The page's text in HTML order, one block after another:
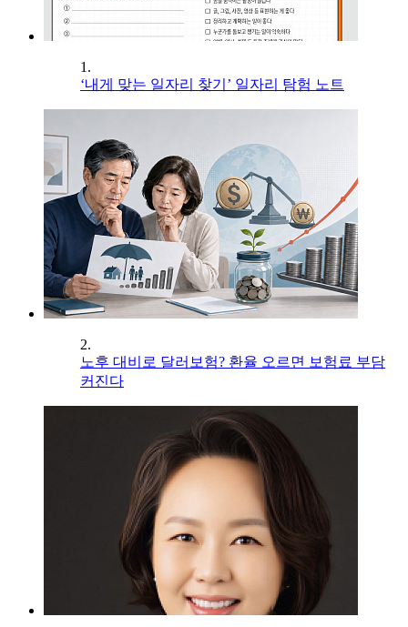
1.
‘내게 맞는 일자리 찾기’ 일자리 탐험 노트
2.
노후 대비로 달러보험? 환율 오르면 보험료 부담
커진다